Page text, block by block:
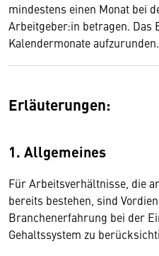
mindestens einen Monat bei
Arbeitgeber:in betragen. Das
Kalendermonate aufzurunden.
Erläuterungen:
1. Allgemeines
Für Arbeitsverhältnisse, die
bereits bestehen, sind
Branchenerfahrung bei der
Gehaltssystem zu